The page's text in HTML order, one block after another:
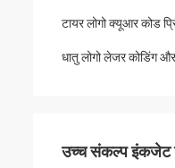
टायर लोगो क्यूआर कोड
धातु लोगो लेजर कोडिंग
उच्च संकल्प इंकजेट